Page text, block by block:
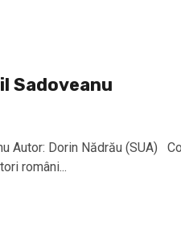
Sadoveanu
Autor: Dorin Nădrău (SUA)
români...